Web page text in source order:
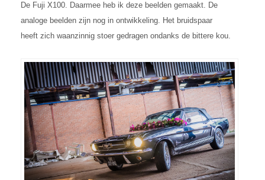
De Fuji X100. Daarmee heb ik deze beelden gemaakt. De
analoge beelden zijn nog in ontwikkeling. Het bruidspaar
heeft zich waanzinnig stoer gedragen ondanks de bittere kou.